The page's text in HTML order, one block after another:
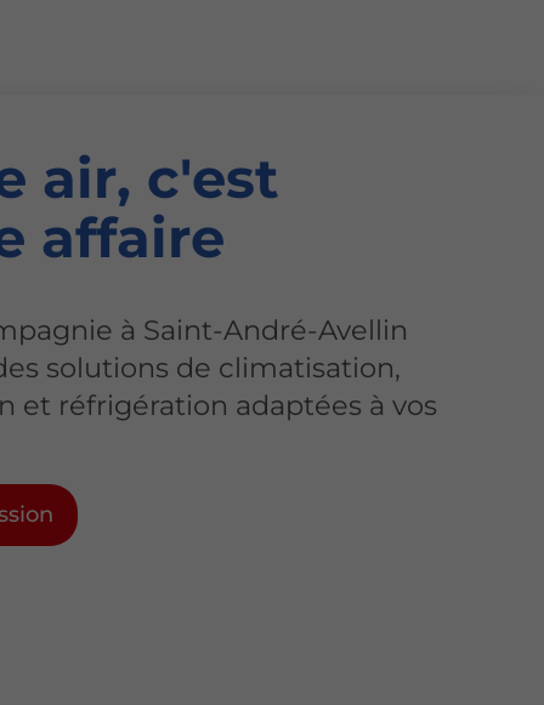
air, c'est
affaire
à Saint-André-Avellin
solutions de climatisation,
et réfrigération adaptées à vos